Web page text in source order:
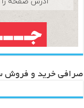
صرافی خرید و فروش